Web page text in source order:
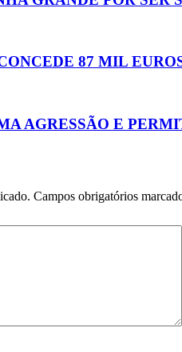
87 MIL
AGRESSÃO E
Campos obrigatórios